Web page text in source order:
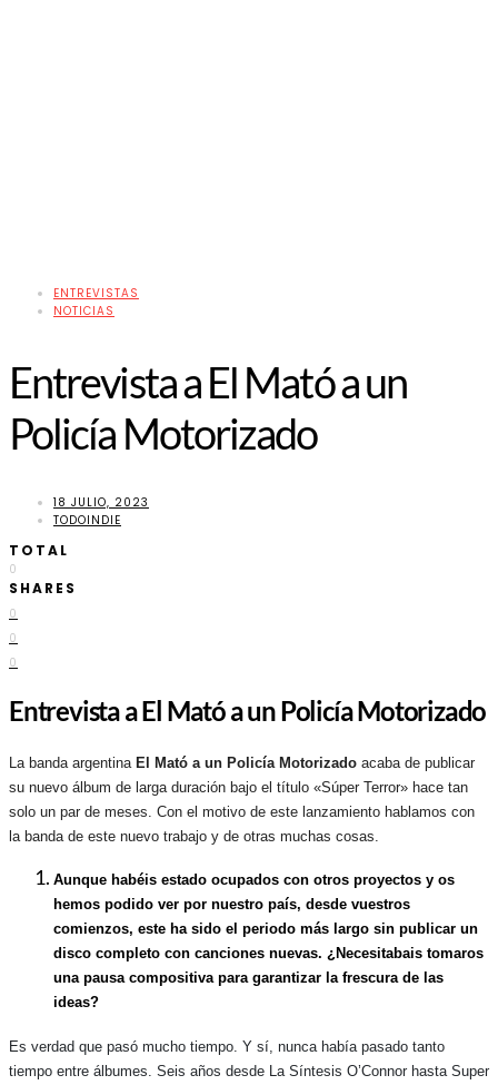
ENTREVISTAS
NOTICIAS
Entrevista a El Mató a un
Policía Motorizado
18 JULIO, 2023
TODOINDIE
TOTAL
0
SHARES
0
0
0
Entrevista a El Mató a un Policía Motorizado
La banda argentina El Mató a un Policía Motorizado acaba de publicar
su nuevo álbum de larga duración bajo el título «Súper Terror» hace tan
solo un par de meses. Con el motivo de este lanzamiento hablamos con
la banda de este nuevo trabajo y de otras muchas cosas.
Aunque habéis estado ocupados con otros proyectos y os
hemos podido ver por nuestro país, desde vuestros
comienzos, este ha sido el periodo más largo sin publicar un
disco completo con canciones nuevas. ¿Necesitabais tomaros
una pausa compositiva para garantizar la frescura de las
ideas?
Es verdad que pasó mucho tiempo. Y sí, nunca había pasado tanto
tiempo entre álbumes. Seis años desde La Síntesis O’Connor hasta Super